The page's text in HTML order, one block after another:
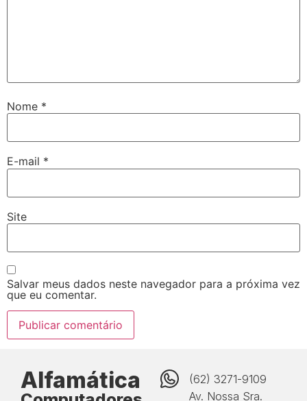
Nome *
E-mail *
Site
Salvar meus dados neste navegador para a próxima vez
que eu comentar.
Alfamática
(62) 3271-9109
Av. Nossa Sra.